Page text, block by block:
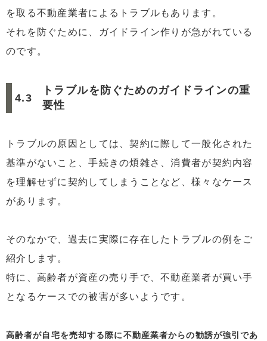
を取る不動産業者によるトラブルもあります。
それを防ぐために、ガイドライン作りが急がれている
のです。
トラブルを防ぐためのガイドラインの重
要性
トラブルの原因としては、契約に際して一般化された
基準がないこと、手続きの煩雑さ、消費者が契約内容
を理解せずに契約してしまうことなど、様々なケース
があります。
そのなかで、過去に実際に存在したトラブルの例をご
紹介します。
特に、高齢者が資産の売り手で、不動産業者が買い手
となるケースでの被害が多いようです。
高齢者が自宅を売却する際に不動産業者からの勧誘が強引であ